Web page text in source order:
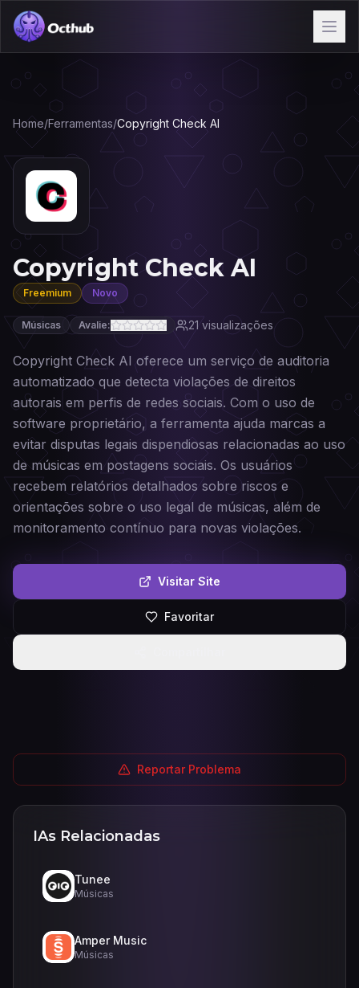
Home/Ferramentas/Copyright Check AI
Copyright Check AI
Freemium Novo
Músicas Avalie: 21 visualizações
Copyright Check AI oferece um serviço de auditoria
automatizado que detecta violações de direitos
autorais em perfis de redes sociais. Com o uso de
software proprietário, a ferramenta ajuda marcas a
evitar disputas legais dispendiosas relacionadas ao uso
de músicas em postagens sociais. Os usuários
recebem relatórios detalhados sobre riscos e
orientações sobre o uso legal de músicas, além de
monitoramento contínuo para novas violações.
Visitar Site
Favoritar
Reportar Problema
IAs Relacionadas
Tunee
Músicas
Amper Music
Músicas